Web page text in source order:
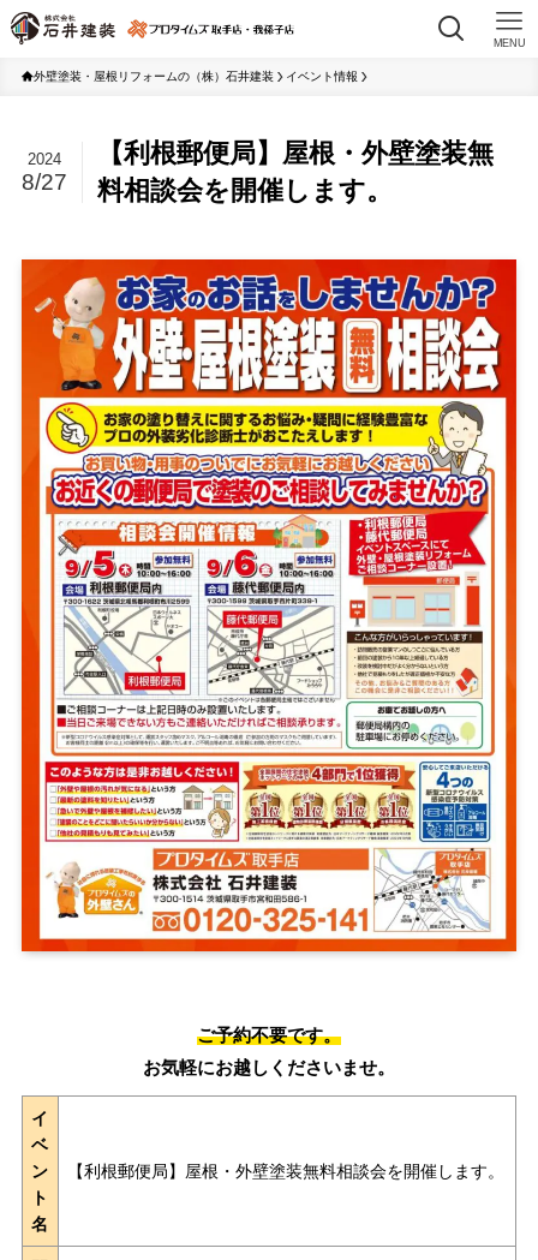
MENU
外壁塗装・屋根リフォームの（株）石井建装 イベント情報
【利根郵便局】屋根・外壁塗装無
料相談会を開催します。
2024
8/27
ご予約不要です。
お気軽にお越しくださいませ。
イ
ベ
ン
ト
名
【利根郵便局】屋根・外壁塗装無料相談会を開催します。